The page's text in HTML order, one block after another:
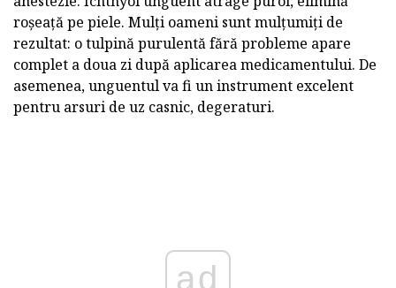
roșeață pe piele. Mulți oameni sunt mulțumiți de
rezultat: o tulpină purulentă fără probleme apare
complet a doua zi după aplicarea medicamentului. De
asemenea, unguentul va fi un instrument excelent
pentru arsuri de uz casnic, degeraturi.
ad